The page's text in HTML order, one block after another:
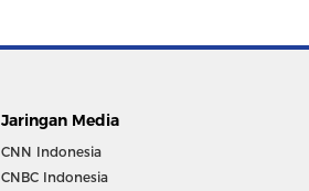
Jaringan Media
CNN Indonesia
CNBC Indonesia